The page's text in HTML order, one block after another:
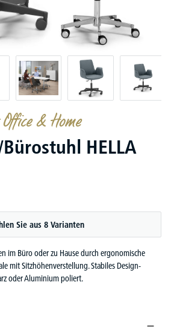
& Home
HELLA
Sie aus 8 Varianten
im Büro oder zu Hause durch ergonomische
mit Sitzhöhenverstellung. Stabiles Design-
oder Aluminium poliert.